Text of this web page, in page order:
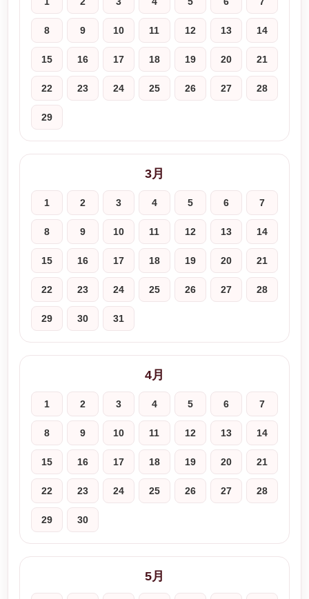
8 9 10 11 12 13 14
15 16 17 18 19 20 21
22 23 24 25 26 27 28
29
3月
1 2 3 4 5 6 7
8 9 10 11 12 13 14
15 16 17 18 19 20 21
22 23 24 25 26 27 28
29 30 31
4月
1 2 3 4 5 6 7
8 9 10 11 12 13 14
15 16 17 18 19 20 21
22 23 24 25 26 27 28
29 30
5月